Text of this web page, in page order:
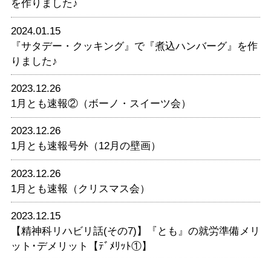
を作りました♪
2024.01.15
『サタデー・クッキング』で『煮込ハンバーグ』を作
りました♪
2023.12.26
1月とも速報②（ボーノ・スイーツ会）
2023.12.26
1月とも速報号外（12月の壁画）
2023.12.26
1月とも速報（クリスマス会）
2023.12.15
【精神科リハビリ話(その7)】『とも』の就労準備メリ
ット･デメリット【ﾃﾞﾒﾘｯﾄ①】